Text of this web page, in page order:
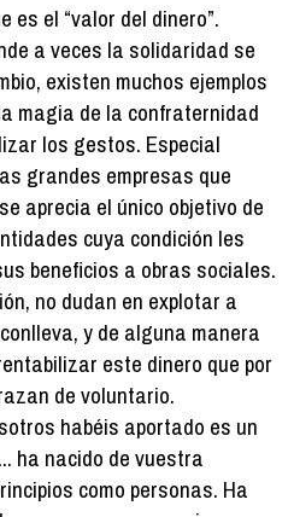
es el “valor del dinero”.
a veces la solidaridad se
existen muchos ejemplos
magia de la confraternidad
los gestos. Especial
grandes empresas que
aprecia el único objetivo de
cuya condición les
beneficios a obras sociales.
no dudan en explotar a
y de alguna manera
este dinero que por
de voluntario.
habéis aportado es un
ha nacido de vuestra
como personas. Ha